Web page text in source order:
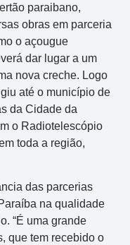
paraibano,
obras em parceria
o açougue
dar lugar a um
nova creche. Logo
até o município de
da Cidade da
o Radiotelescópio
toda a região,
das parcerias
na qualidade
“É uma grande
que tem recebido o